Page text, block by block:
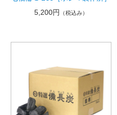
5,200円 （税込み）